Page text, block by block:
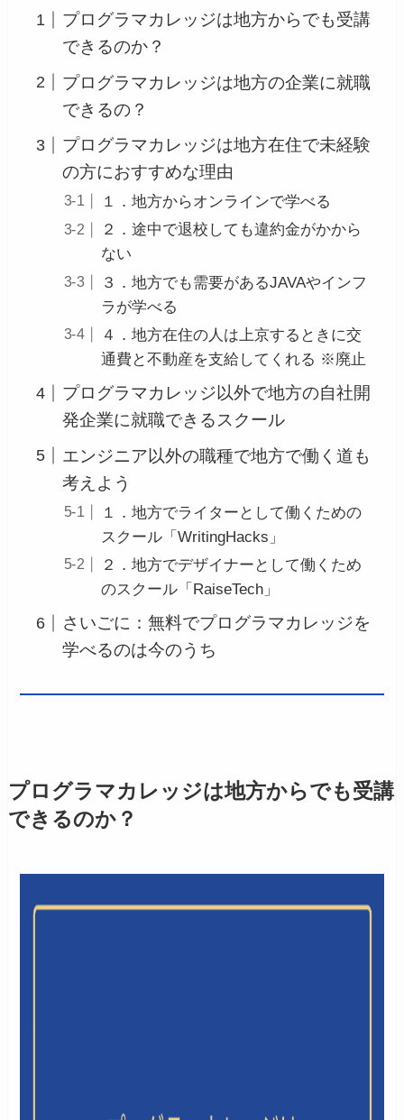
プログラマカレッジは地方からでも受講
できるのか？
プログラマカレッジは地方の企業に就職
できるの？
プログラマカレッジは地方在住で未経験
の方におすすめな理由
１．地方からオンラインで学べる
２．途中で退校しても違約金がかから
ない
３．地方でも需要があるJAVAやインフ
ラが学べる
４．地方在住の人は上京するときに交
通費と不動産を支給してくれる ※廃止
プログラマカレッジ以外で地方の自社開
発企業に就職できるスクール
エンジニア以外の職種で地方で働く道も
考えよう
１．地方でライターとして働くための
スクール「WritingHacks」
２．地方でデザイナーとして働くため
のスクール「RaiseTech」
さいごに：無料でプログラマカレッジを
学べるのは今のうち
プログラマカレッジは地方からでも受講
できるのか？